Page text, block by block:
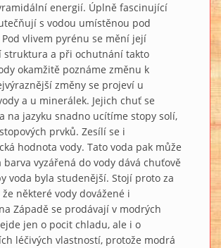
energií. Úplně fascinující
s vodou umístěnou pod
vlivem pyrénu se mění její
struktura a při ochutnání takto
okamžitě poznáme změnu k
změny se projeví u
a u minerálek. Jejich chuť se
na jazyku snadno ucítíme stopy solí,
prvků. Zesílí se i
hodnota vody. Tato voda pak může
vyzářená do vody dává chuťově
voda byla studenější. Stojí proto za
některé vody dovážené i
Západě se prodávají v modrých
jen o pocit chladu, ale i o
léčivých vlastností, protože modrá